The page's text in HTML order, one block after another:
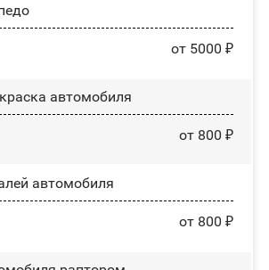
от 5000 ₽
автомобиля
от 800 ₽
автомобиля
от 800 ₽